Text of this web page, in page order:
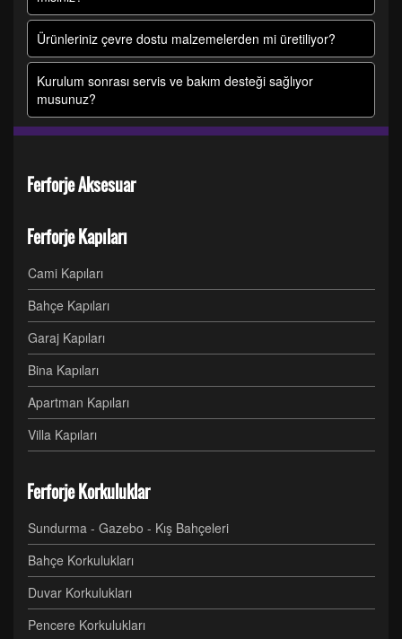
Ürünleriniz çevre dostu malzemelerden mi üretiliyor?
Kurulum sonrası servis ve bakım desteği sağlıyor
musunuz?
Ferforje Aksesuar
Ferforje Kapıları
Cami Kapıları
Bahçe Kapıları
Garaj Kapıları
Bina Kapıları
Apartman Kapıları
Villa Kapıları
Ferforje Korkuluklar
Sundurma - Gazebo - Kış Bahçeleri
Bahçe Korkulukları
Duvar Korkulukları
Pencere Korkulukları